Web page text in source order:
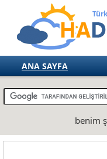
ANA SAYFA
TÜRKİYE
AVRUPA
benim